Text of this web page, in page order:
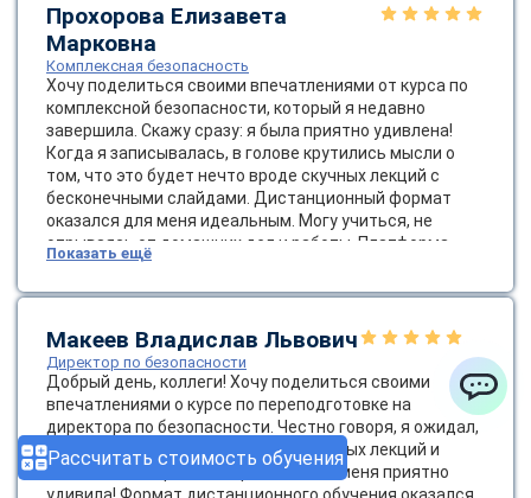
Рассчитать стоимость обучения
Прохорова Елизавета
Марковна
Комплексная безопасность
Хочу поделиться своими впечатлениями от курса по
комплексной безопасности, который я недавно
завершила. Скажу сразу: я была приятно удивлена!
Когда я записывалась, в голове крутились мысли о
том, что это будет нечто вроде скучных лекций с
бесконечными слайдами. Дистанционный формат
оказался для меня идеальным. Могу учиться, не
отрываясь от домашних дел и работы. Платформа
была очень удобной, а доступ к материалам — легким,
что немаловажно. Темы курса были разнообразными:
управления рисками. Я узнала о современных методах
оценки угроз и о том, как важно создавать культуру
безопасности в компании. Это не просто слова — это
жизненно важно для успешной работы! Диплом
пришел весьма оперативно.
Показать ещё
Макеев Владислав Львович
Директор по безопасности
Добрый день, коллеги! Хочу поделиться своими
впечатлениями о курсе по переподготовке на
директора по безопасности. Честно говоря, я ожидал,
что это будет очередной набор скучных лекций и
бесконечных правил, но реальность меня приятно
удивила! Формат дистанционного обучения оказался
ChatApp